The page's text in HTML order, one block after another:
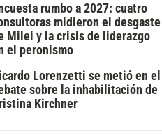
rumbo a 2027: cuatro
midieron el desgaste
Milei y la crisis de liderazgo
el peronismo
Lorenzetti se metió en el
sobre la inhabilitación de
Kirchner